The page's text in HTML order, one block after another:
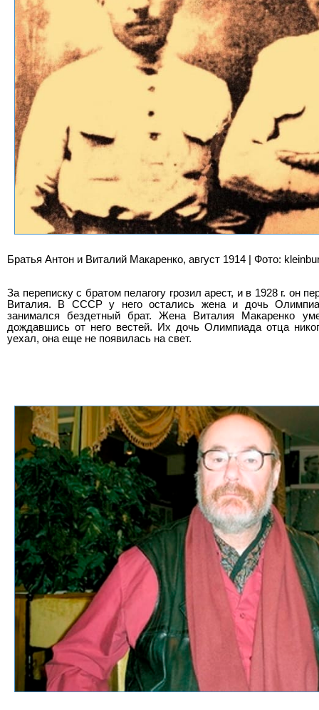
Братья Антон и Виталий Макаренко, август 1914 | Фото:
За переписку с братом пелагогу грозил арест, и в 1928 г. он
Виталия. В СССР у него остались жена и дочь
занимался бездетный брат. Жена Виталия Макаренко
дождавшись от него вестей. Их дочь Олимпиада отца
уехал, она еще не появилась на свет.